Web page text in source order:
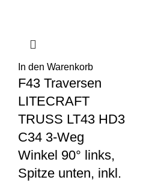
In den Warenkorb
F43 Traversen
LITECRAFT
TRUSS LT43 HD3
C34 3-Weg
Winkel 90° links,
Spitze unten, inkl.